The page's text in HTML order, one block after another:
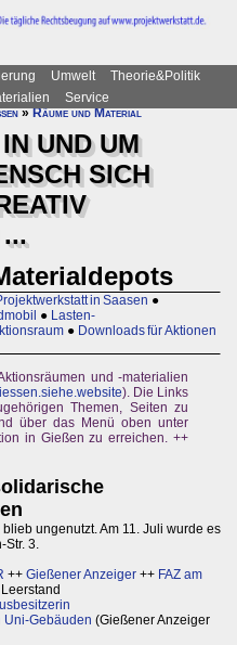
Umwelt
Theorie&Politik
Service
»Räume und Material
UND UM
SICH
in Saasen ●
● Lasten-
● Downloads für Aktionen
und -materialien
). Die Links
Themen, Seiten zu
über das Menü oben unter
in Gießen zu erreichen. ++
ungenutzt. Am 11. Juli wurde es
Str. 3.
++ Gießener Anzeiger ++ FAZ am
Uni-Gebäuden (Gießener Anzeiger